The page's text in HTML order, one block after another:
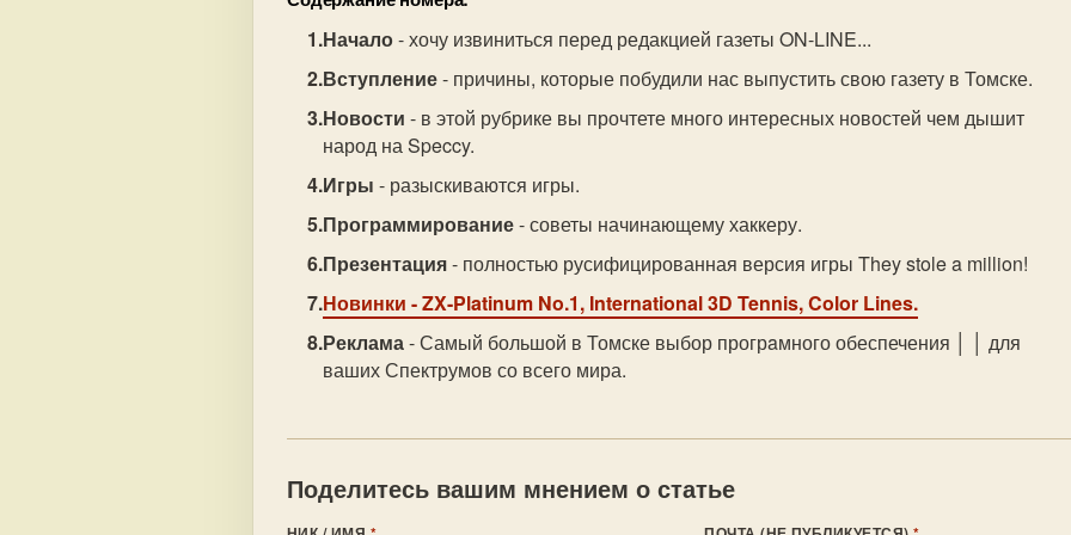
Начало- хочу извиниться перед редакцией газеты ON-LINE...
Вступление- причины, которые побудили нас выпустить свою газету в Томске.
Новости - в этой рубрике вы прочтете много интересных новостей чем дышит
народ на Speccy.
Игры - разыскиваются игры.
Программирование- советы начинающему хаккеру.
Презентация- полностью русифицированная версия игры They stole a million!
Новинки - ZX-Platinum No.1, International 3D Tennis, Color Lines.
Реклама- Самый большой в Томске выбор прогрaмного обеспечения │ │ для
ваших Спектрумов со всего мира.
Поделитесь вашим мнением о статье